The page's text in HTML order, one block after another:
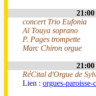
21:00
concert Trio Eufonia
Al Touya soprano
P. Pages trompette
Marc Chiron orgue
21:00
RéCital d'Orgue de
Lien : orgues-paroisse-